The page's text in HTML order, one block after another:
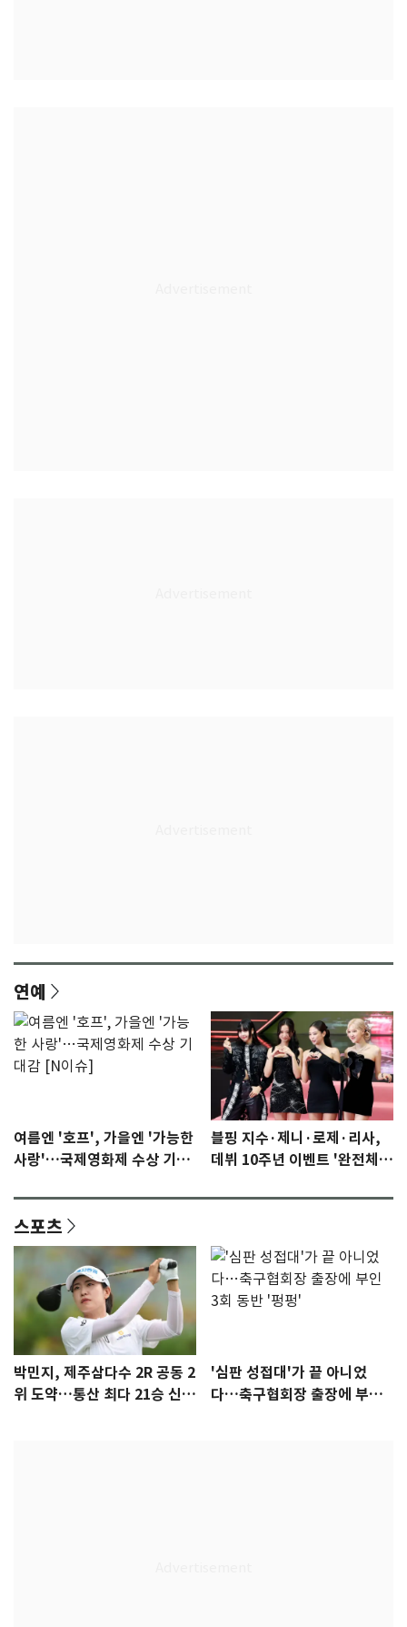
연예
여름엔 '호프', 가을엔 '가능한
사랑'…국제영화제 수상 기대
블핑 지수·제니·로제·리사,
데뷔 10주년 이벤트 '완전체'
스포츠
박민지, 제주삼다수 2R 공동 2
위 도약…통산 최다 21승 신기
'심판 성접대'가 끝 아니었
다…축구협회장 출장에 부인